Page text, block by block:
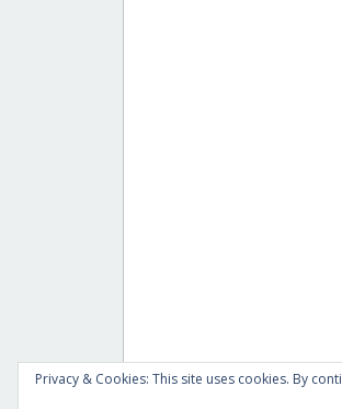
Privacy & Cookies: This site uses cookies. By